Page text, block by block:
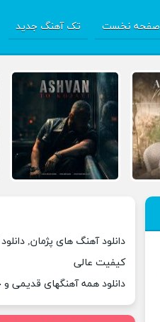
صفحه نخست تک آهنگ جدید
دانلود آهنگ های پژمان,
کیفیت عالی
دانلود همه آهنگهای قدیمی